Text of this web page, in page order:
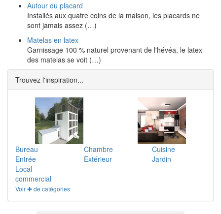
Autour du placard
Installés aux quatre coins de la maison, les placards ne
sont jamais assez (…)
Matelas en latex
Garnissage 100 % naturel provenant de l'hévéa, le latex
des matelas se voit (…)
Trouvez l'inspiration...
Bureau Chambre
Cuisine
Entrée
Extérieur
Jardin
Local
commercial
Voir ✚ de catégories